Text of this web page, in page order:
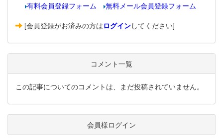
有料会員登録フォーム
無料メール会員登録フォーム
[会員登録がお済みの方はログインしてください]
コメント一覧
この記事についてのコメントは、まだ投稿されていません。
会員様ログイン